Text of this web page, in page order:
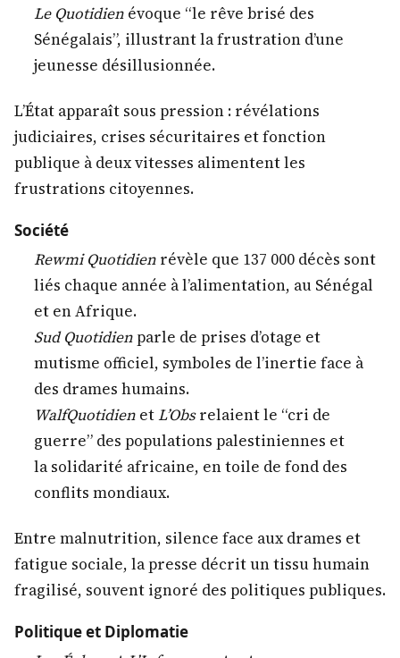
Le Quotidienévoque “le rêve brisé des
Sénégalais”, illustrant la frustration d’une
jeunesse désillusionnée.
L’État apparaît sous pression : révélations
judiciaires, crises sécuritaires et fonction
publique à deux vitesses alimentent les
frustrations citoyennes.
Société
Rewmi Quotidienrévèle que 137 000 décès sont
liés chaque année à l’alimentation, au Sénégal
et en Afrique.
Sud Quotidienparle de prises d’otage et
mutisme officiel, symboles de l’inertie face à
des drames humains.
WalfQuotidienetL’Obsrelaient le “cri de
guerre” des populations palestiniennes et
la solidarité africaine, en toile de fond des
conflits mondiaux.
Entre malnutrition, silence face aux drames et
fatigue sociale, la presse décrit un tissu humain
fragilisé, souvent ignoré des politiques publiques.
Politique et Diplomatie